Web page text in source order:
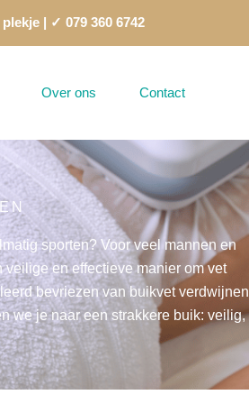
| ✓ 079 360 6742
Over ons Contact
sporten? Voor veel mannen en
en effectieve manier om vet
bevriezen van buikvet verdwijnen
we je naar een strakkere buik: veilig,